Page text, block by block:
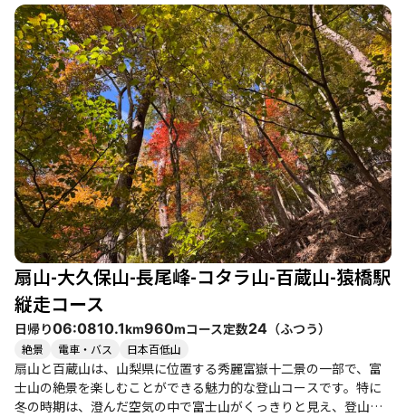
舗装路で、途中には富士山の美しい眺望や野鳥の姿も楽しめま
す。 登山道は初心者にも優しいですが、尾根に出るまでの道のり
は少ししんどく感じるかもしれません。特に、山火事の跡が広範
囲に見られ、自然の力強さを実感することができます。扇山の山
頂からは、富士山が一望でき、晴れた日にはその美しさに感動す
ることでしょう。山頂は広々としており、登山者同士の交流も楽
しめますが、混雑することもあるため、早めに出発するのがおす
すめです。 百蔵山への道は静かで、心地よい尾根道が続きます。
途中には急登もありますが、達成感を味わえるポイントでもあり
ます。百蔵山の山頂では、再び富士山を眺めながら、ゆったりと
した時間を過ごすことができます。特に、百蔵山のトトロの広場
は、癒しのスポットとして人気です。 このコースは、家族連れや
初心者から健脚者まで幅広いレベルの登山者におすすめです。特
に春や秋の季節は、花や紅葉が楽しめるため、訪れる価値があり
ます。ただし、夏は暑さが厳しいため、十分な水分補給と休憩を
心がけてください。 周辺には猿橋駅があり、帰りに立ち寄ること
ができる温泉や美味しいグルメも楽しめます。整備された登山道
とアクセスの良さも魅力の一つです。自然の中で心を癒し、素晴
らしい景色を楽しむことができる扇山と百蔵山の縦走は、登山者
にとって特別な体験となることでしょう。
扇山-大久保山-長尾峰-コタラ山-百蔵山-猿橋駅
縦走コース
日帰り06:0810.1km960mコース定数24 （ふつう）
絶景 電車・バス 日本百低山
扇山と百蔵山は、山梨県に位置する秀麗富嶽十二景の一部で、富
士山の絶景を楽しむことができる魅力的な登山コースです。特に
冬の時期は、澄んだ空気の中で富士山がくっきりと見え、登山者